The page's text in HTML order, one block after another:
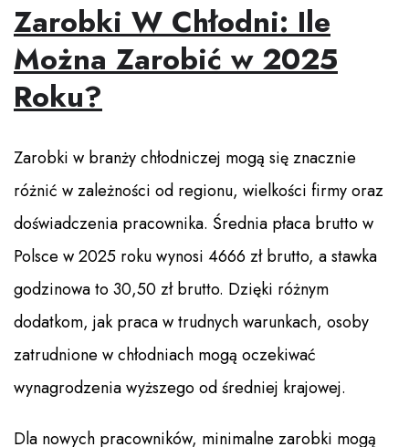
Zarobki W Chłodni: Ile
Można Zarobić w 2025
Roku?
Zarobki w branży chłodniczej mogą się znacznie
różnić w zależności od regionu, wielkości firmy oraz
doświadczenia pracownika. Średnia płaca brutto w
Polsce w 2025 roku wynosi 4666 zł brutto, a stawka
godzinowa to 30,50 zł brutto. Dzięki różnym
dodatkom, jak praca w trudnych warunkach, osoby
zatrudnione w chłodniach mogą oczekiwać
wynagrodzenia wyższego od średniej krajowej.
Dla nowych pracowników, minimalne zarobki mogą